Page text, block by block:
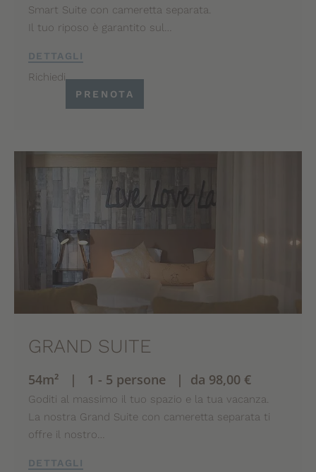
Smart Suite con cameretta separata.
Il tuo riposo è garantito sul…
DETTAGLI
Richiedi
PRENOTA
GRAND SUITE
54m² | 1 - 5 persone | da 98,00 €
Goditi al massimo il tuo spazio e la tua vacanza.
La nostra Grand Suite con cameretta separata ti
offre il nostro…
DETTAGLI